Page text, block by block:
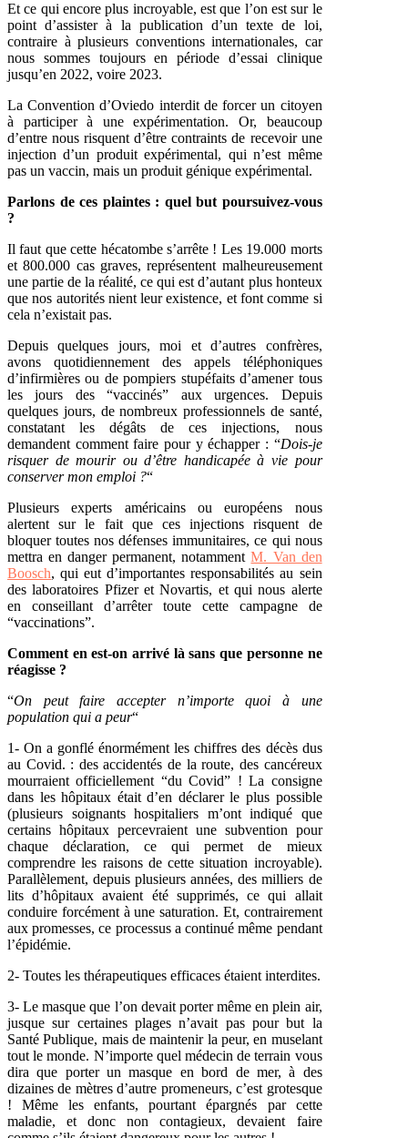
Et ce qui encore plus incroyable, est que l’on est sur le
point d’assister à la publication d’un texte de loi,
contraire à plusieurs conventions internationales, car
nous sommes toujours en période d’essai clinique
jusqu’en 2022, voire 2023.
La Convention d’Oviedo interdit de forcer un citoyen
à participer à une expérimentation. Or, beaucoup
d’entre nous risquent d’être contraints de recevoir une
injection d’un produit expérimental, qui n’est même
pas un vaccin, mais un produit génique expérimental.
Parlons de ces plaintes : quel but poursuivez-vous
?
Il faut que cette hécatombe s’arrête ! Les 19.000 morts
et 800.000 cas graves, représentent malheureusement
une partie de la réalité, ce qui est d’autant plus honteux
que nos autorités nient leur existence, et font comme si
cela n’existait pas.
Depuis quelques jours, moi et d’autres confrères,
avons quotidiennement des appels téléphoniques
d’infirmières ou de pompiers stupéfaits d’amener tous
les jours des “vaccinés” aux urgences. Depuis
quelques jours, de nombreux professionnels de santé,
constatant les dégâts de ces injections, nous
demandent comment faire pour y échapper : “Dois-je
risquer de mourir ou d’être handicapée à vie pour
conserver mon emploi ?“
Plusieurs experts américains ou européens nous
alertent sur le fait que ces injections risquent de
bloquer toutes nos défenses immunitaires, ce qui nous
mettra en danger permanent, notammentM. Van den
Boosch, qui eut d’importantes responsabilités au sein
des laboratoires Pfizer et Novartis, et qui nous alerte
en conseillant d’arrêter toute cette campagne de
“vaccinations”.
Comment en est-on arrivé là sans que personne ne
réagisse ?
“On peut faire accepter n’importe quoi à une
population qui a peur“
1- On a gonflé énormément les chiffres des décès dus
au Covid. : des accidentés de la route, des cancéreux
mourraient officiellement “du Covid” ! La consigne
dans les hôpitaux était d’en déclarer le plus possible
(plusieurs soignants hospitaliers m’ont indiqué que
certains hôpitaux percevraient une subvention pour
chaque déclaration, ce qui permet de mieux
comprendre les raisons de cette situation incroyable).
Parallèlement, depuis plusieurs années, des milliers de
lits d’hôpitaux avaient été supprimés, ce qui allait
conduire forcément à une saturation. Et, contrairement
aux promesses, ce processus a continué même pendant
l’épidémie.
2- Toutes les thérapeutiques efficaces étaient interdites.
3- Le masque que l’on devait porter même en plein air,
jusque sur certaines plages n’avait pas pour but la
Santé Publique, mais de maintenir la peur, en muselant
tout le monde. N’importe quel médecin de terrain vous
dira que porter un masque en bord de mer, à des
dizaines de mètres d’autre promeneurs, c’est grotesque
! Même les enfants, pourtant épargnés par cette
maladie, et donc non contagieux, devaient faire